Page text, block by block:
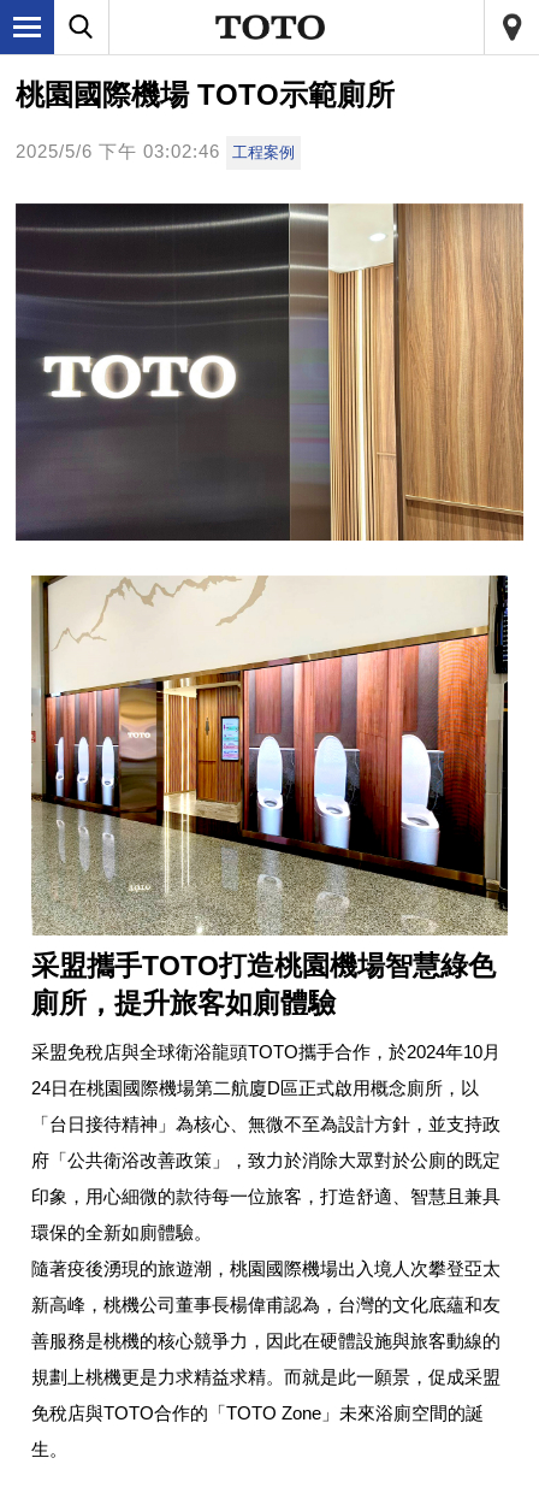
桃園國際機場 TOTO示範廁所
2025/5/6 下午 03:02:46 工程案例
采盟攜手TOTO打造桃園機場智慧綠色
廁所，提升旅客如廁體驗
采盟免稅店與全球衛浴龍頭TOTO攜手合作，於2024年10月
24日在桃園國際機場第二航廈D區正式啟用概念廁所，以
「台日接待精神」為核心、無微不至為設計方針，並支持政
府「公共衛浴改善政策」，致力於消除大眾對於公廁的既定
印象，用心細微的款待每一位旅客，打造舒適、智慧且兼具
環保的全新如廁體驗。
隨著疫後湧現的旅遊潮，桃園國際機場出入境人次攀登亞太
新高峰，桃機公司董事長楊偉甫認為，台灣的文化底蘊和友
善服務是桃機的核心競爭力，因此在硬體設施與旅客動線的
規劃上桃機更是力求精益求精。而就是此一願景，促成采盟
免稅店與TOTO合作的「TOTO Zone」未來浴廁空間的誕
生。